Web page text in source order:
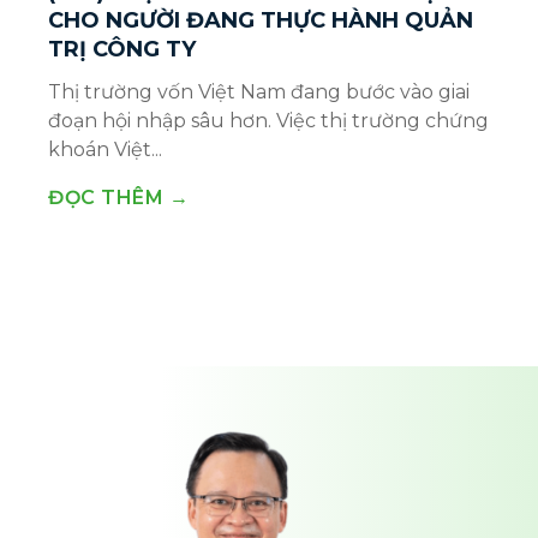
CHO NGƯỜI ĐANG THỰC HÀNH QUẢN
TRỊ CÔNG TY
Thị trường vốn Việt Nam đang bước vào giai
đoạn hội nhập sâu hơn. Việc thị trường chứng
khoán Việt...
ĐỌC THÊM →